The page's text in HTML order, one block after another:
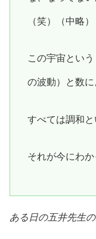
（笑）（中略）
この宇宙とい
の波動）と数に
すべては調和と
それが今にわか
ある日の五井先生